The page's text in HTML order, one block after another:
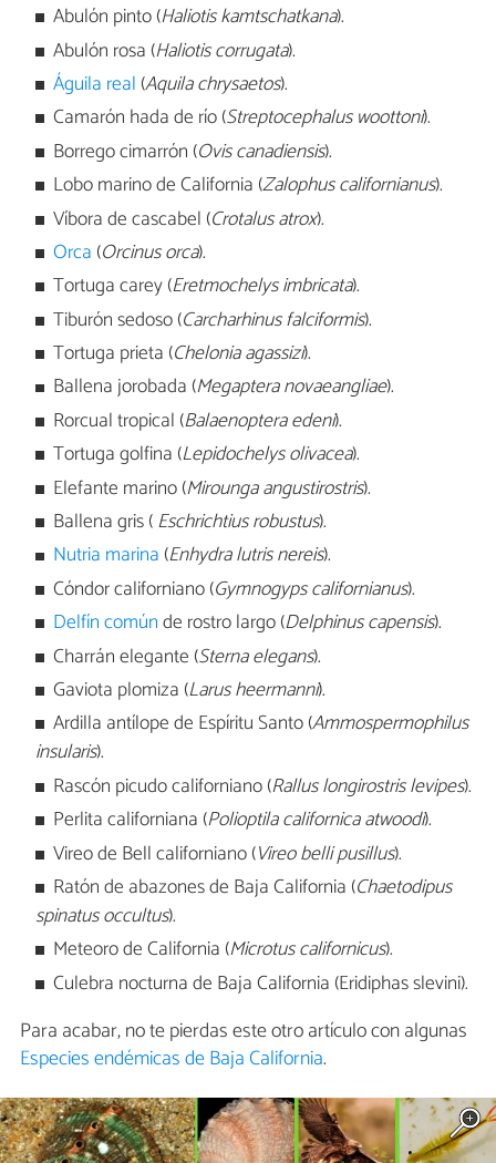
Abulón pinto (Haliotis kamtschatkana).
Abulón rosa (Haliotis corrugata).
Águila real (Aquila chrysaetos).
Camarón hada de río (Streptocephalus woottoni).
Borrego cimarrón (Ovis canadiensis).
Lobo marino de California (Zalophus californianus).
Víbora de cascabel (Crotalus atrox).
Orca (Orcinus orca).
Tortuga carey (Eretmochelys imbricata).
Tiburón sedoso (Carcharhinus falciformis).
Tortuga prieta (Chelonia agassizi).
Ballena jorobada (Megaptera novaeangliae).
Rorcual tropical (Balaenoptera edeni).
Tortuga golfina (Lepidochelys olivacea).
Elefante marino (Mirounga angustirostris).
Ballena gris (Eschrichtius robustus).
Nutria marina (Enhydra lutris nereis).
Cóndor californiano (Gymnogyps californianus).
Delfín comúnde rostro largo (Delphinus capensis).
Charrán elegante (Sterna elegans).
Gaviota plomiza (Larus heermanni).
Ardilla antílope de Espíritu Santo (Ammospermophilus
insularis).
Rascón picudo californiano (Rallus longirostris levipes).
Perlita californiana (Polioptila californica atwoodi).
Vireo de Bell californiano (Vireo belli pusillus).
Ratón de abazones de Baja California (Chaetodipus
spinatus occultus).
Meteoro de California (Microtus californicus).
Culebra nocturna de Baja California (Eridiphas slevini).
Para acabar, no te pierdas este otro artículo con algunas
Especies endémicas de Baja California.